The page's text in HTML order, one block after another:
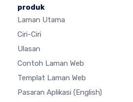
produk
Laman Utama
Ciri-Ciri
Ulasan
Contoh Laman Web
Templat Laman Web
Pasaran Aplikasi (English)